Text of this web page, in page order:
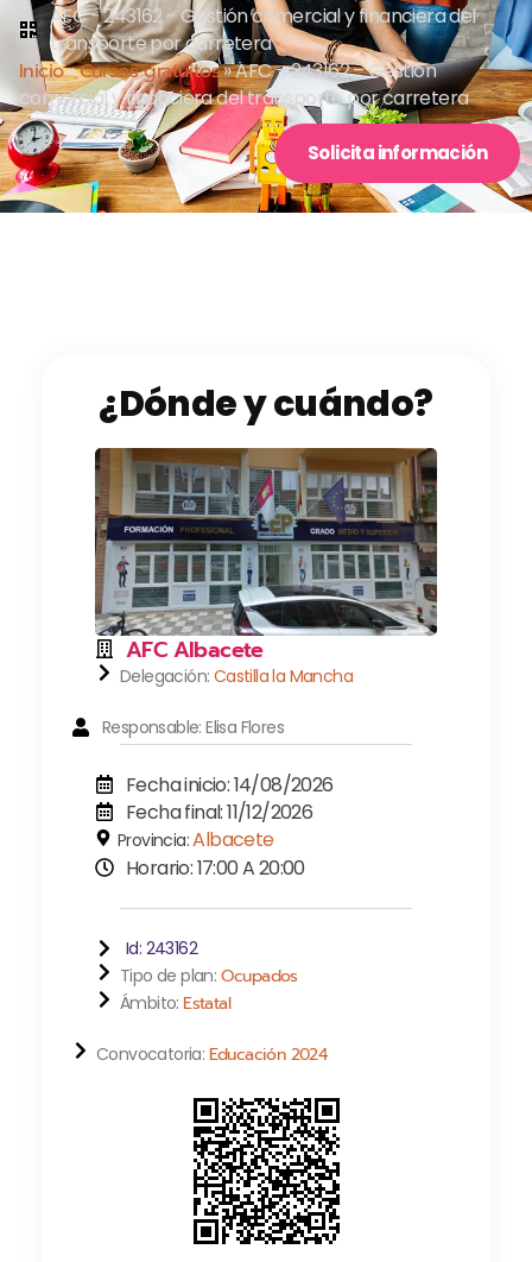
AFC - 243162 - Gestión comercial y financiera del
transporte por carretera
Inicio»Cursos gratuitos»AFC – 243162 – Gestión
comercial y financiera del transporte por carretera
Solicita información
¿Dónde y cuándo?
AFC Albacete
Delegación: Castilla la Mancha
Responsable: Elisa Flores
Fecha inicio: 14/08/2026
Fecha final: 11/12/2026
Provincia:Albacete
Horario: 17:00 A 20:00
Id: 243162
Tipo de plan: Ocupados
Ámbito: Estatal
Convocatoria: Educación 2024